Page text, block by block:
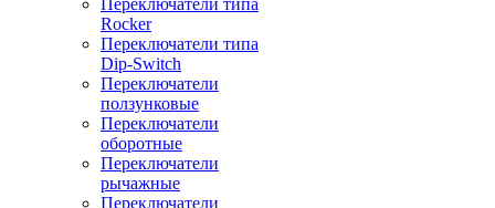
Переключатели типа
Rocker
Переключатели типа
Dip-Switch
Переключатели
ползунковые
Переключатели
оборотные
Переключатели
рычажные
Переключатели